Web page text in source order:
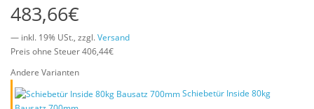
483,66€
— inkl. 19% USt., zzgl.Versand
Preis ohne Steuer 406,44€
Andere Varianten
Schiebetür Inside 80kg